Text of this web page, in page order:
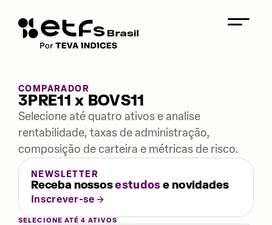
COMPARADOR
3PRE11 x BOVS11
Selecione até quatro ativos e analise
rentabilidade, taxas de administração,
composição de carteira e métricas de risco.
NEWSLETTER
Receba nossosestudose novidades
Inscrever-se
SELECIONE ATÉ 4 ATIVOS